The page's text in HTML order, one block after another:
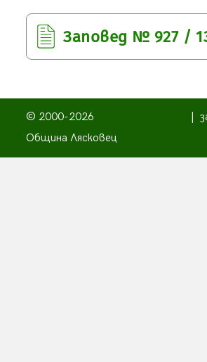
Заповед № 927 /
© 2000-2026
Община Лясковец